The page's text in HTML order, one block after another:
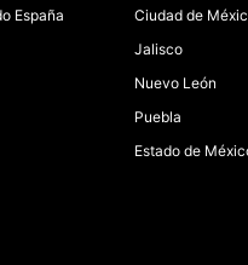
España
Ciudad de
Jalisco
Nuevo León
Puebla
Estado de